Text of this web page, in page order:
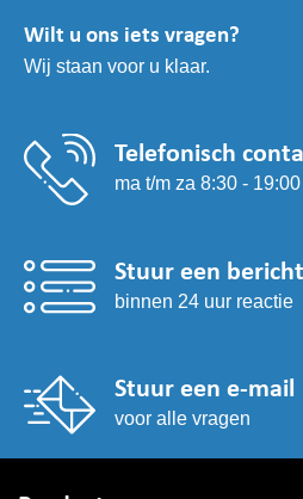
Wilt u ons iets vragen?
Wij staan voor u klaar.
Telefonisch
ma t/m za 8:30 - 19:00
Stuur een bericht
binnen 24 uur reactie
Stuur een e-mail
voor alle vragen